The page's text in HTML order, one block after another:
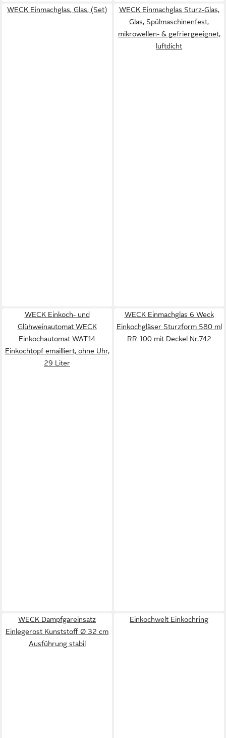
WECK Einmachglas, Glas, (Set)
WECK Einmachglas Sturz-Glas,
Glas, Spülmaschinenfest,
mikrowellen- & gefriergeeignet,
luftdicht
WECK Einkoch- und
Glühweinautomat WECK
Einkochautomat WAT14
Einkochtopf emailliert, ohne Uhr,
29 Liter
WECK Einmachglas 6 Weck
Einkochgläser Sturzform 580 ml
RR 100 mit Deckel Nr.742
WECK Dampfgareinsatz
Einlegerost Kunststoff Ø 32 cm
Ausführung stabil
Einkochwelt Einkochring